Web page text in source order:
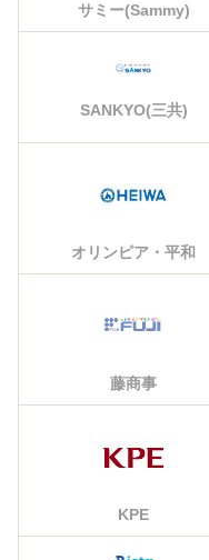
サミー(Sammy)
SANKYO(三共)
オリンピア・平和
藤商事
KPE